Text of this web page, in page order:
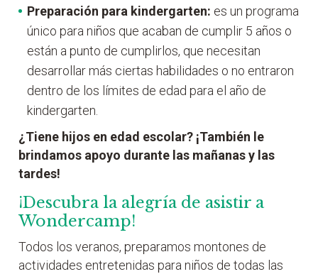
Preparación para kindergarten: es un programa
único para niños que acaban de cumplir 5 años o
están a punto de cumplirlos, que necesitan
desarrollar más ciertas habilidades o no entraron
dentro de los límites de edad para el año de
kindergarten.
¿Tiene hijos en edad escolar? ¡También le
brindamos apoyo durante las mañanas y las
tardes!
¡Descubra la alegría de asistir a
Wondercamp!
Todos los veranos, preparamos montones de
actividades entretenidas para niños de todas las